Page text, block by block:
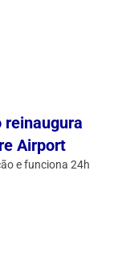
reinaugura
Airport
e funciona 24h